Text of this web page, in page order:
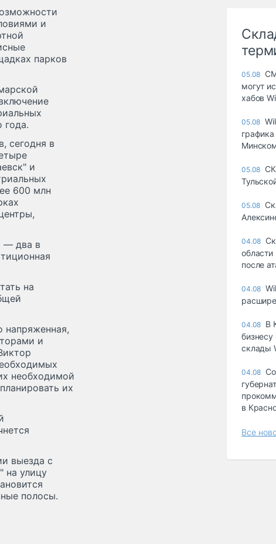
и
парков
года.
сегодня в
и
600 млн
— два в
на
напряженная,
и
необходимой
их
выезда с
на улицу
полосы.
05.08
могут
хабов
05.08
05.08
05.08
04.08
после
04.08
04.08 В
бизнесу
склады
04.08
в
Все